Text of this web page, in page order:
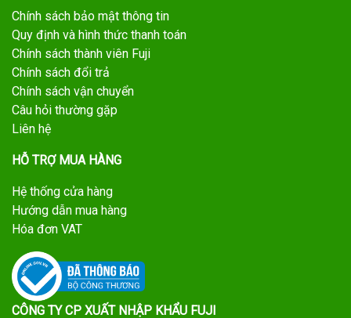
Chính sách bảo mật thông tin
Quy định và hình thức thanh toán
Chính sách thành viên Fuji
Chính sách đổi trả
Chính sách vận chuyển
Câu hỏi thường gặp
Liên hệ
HỖ TRỢ MUA HÀNG
Hệ thống cửa hàng
Hướng dẫn mua hàng
Hóa đơn VAT
CÔNG TY CP XUẤT NHẬP KHẨU FUJI